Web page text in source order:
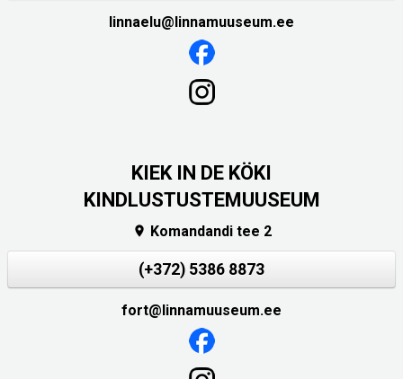
linnaelu@linnamuuseum.ee
KIEK IN DE KÖKI
KINDLUSTUSTEMUUSEUM
 Komandandi tee 2
(+372) 5386 8873
fort@linnamuuseum.ee